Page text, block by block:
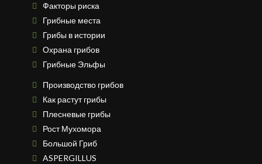
Факторы риска
Грибные места
Грибы в истории
Охрана грибов
Грибные Эльфы
Производство грибов
Как растут грибы
Плесневые грибы
Рост Мухомора
Большой Гриб
ASPERGILLUS